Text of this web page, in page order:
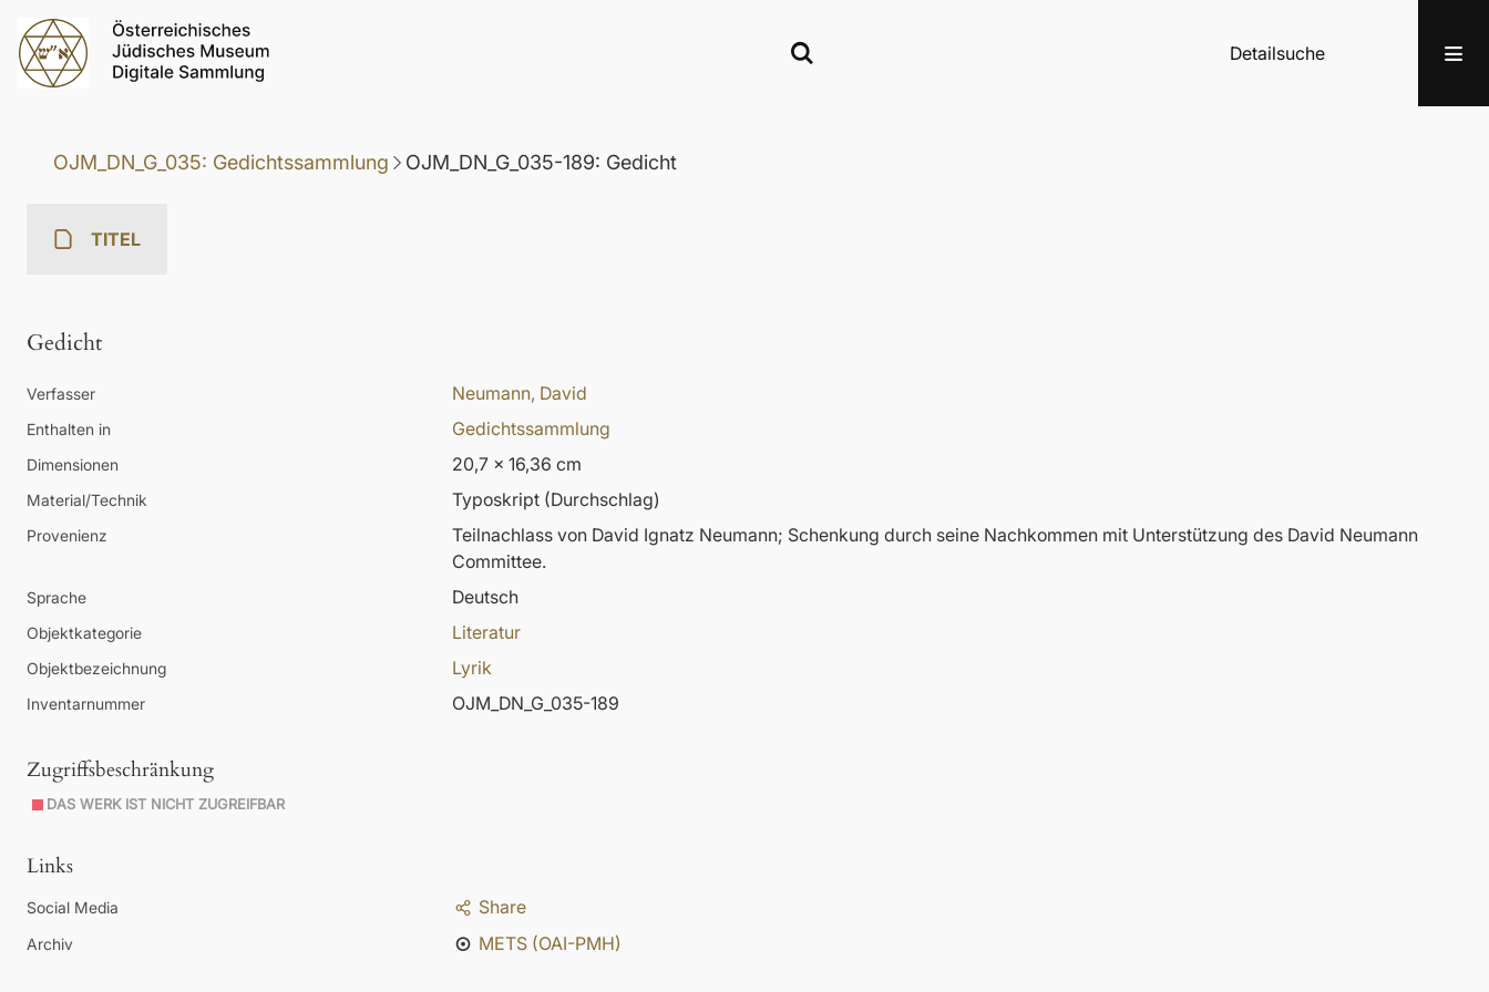
Detailsuche
OJM_DN_G_035: Gedichtssammlung OJM_DN_G_035-189: Gedicht
TITEL
Gedicht
Verfasser Neumann, David
Enthalten in Gedichtssammlung
Dimensionen 20,7 x 16,36 cm
Material/Technik Typoskript (Durchschlag)
Provenienz
Teilnachlass von David Ignatz Neumann; Schenkung durch seine Nachkommen mit Unterstützung des David Neumann
Committee.
Sprache Deutsch
Objektkategorie Literatur
Objektbezeichnung Lyrik
Inventarnummer OJM_DN_G_035-189
Zugriffsbeschränkung
DAS WERK IST NICHT ZUGREIFBAR
Links
Social Media Share
Archiv METS (OAI-PMH)